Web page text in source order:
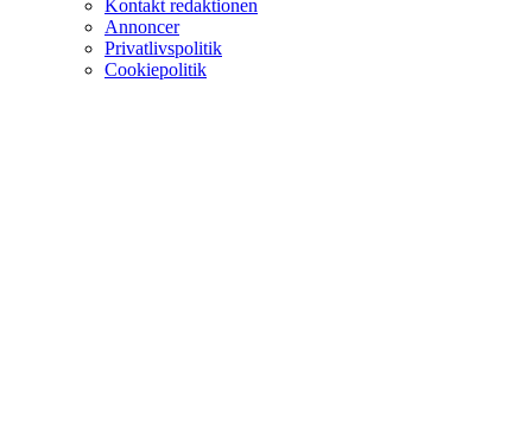
Kontakt redaktionen
Annoncer
Privatlivspolitik
Cookiepolitik